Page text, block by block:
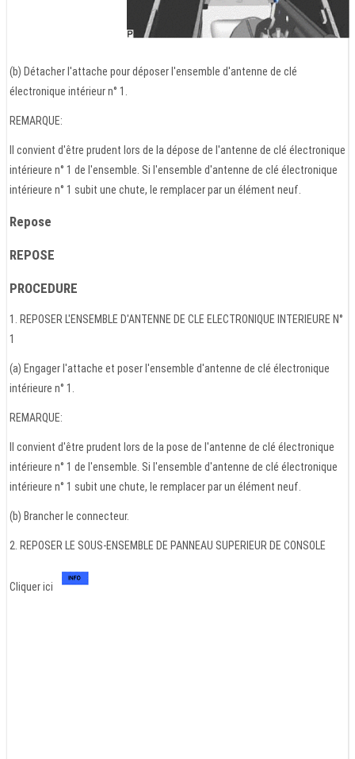
(b) Détacher l'attache pour déposer l'ensemble d'antenne de clé
électronique intérieur n° 1.
REMARQUE:
Il convient d'être prudent lors de la dépose de l'antenne de clé électronique
intérieure n° 1 de l'ensemble. Si l'ensemble d'antenne de clé électronique
intérieure n° 1 subit une chute, le remplacer par un élément neuf.
Repose
REPOSE
PROCEDURE
1. REPOSER L'ENSEMBLE D'ANTENNE DE CLE ELECTRONIQUE INTERIEURE N°
1
(a) Engager l'attache et poser l'ensemble d'antenne de clé électronique
intérieure n° 1.
REMARQUE:
Il convient d'être prudent lors de la pose de l'antenne de clé électronique
intérieure n° 1 de l'ensemble. Si l'ensemble d'antenne de clé électronique
intérieure n° 1 subit une chute, le remplacer par un élément neuf.
(b) Brancher le connecteur.
2. REPOSER LE SOUS-ENSEMBLE DE PANNEAU SUPERIEUR DE CONSOLE
Cliquer ici